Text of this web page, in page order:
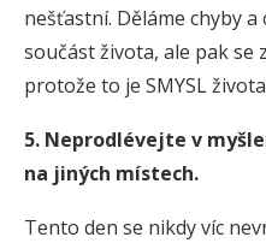
nešťastní. Děláme chyby
součást života, ale pak se
protože to je SMYSL
5. Neprodlévejte v
na jiných místech.
Tento den se nikdy víc